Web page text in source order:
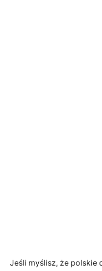
Jeśli myślisz, że polskie